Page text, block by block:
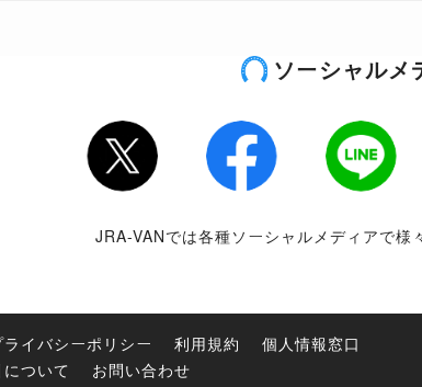
ソーシャルメ
Twitter LINE
JRA-VANでは各種ソーシャルメディアで様
ライバシーポリシー 利用規約
個人情報窓口
ついて お問い合わせ